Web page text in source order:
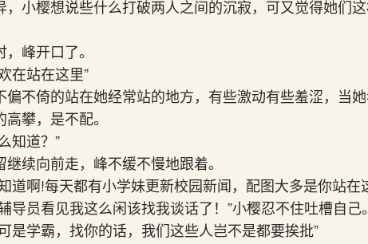
，小樱想说些什么打破两人之间的沉寂，可又觉得她们
峰开口了。
在站在这里”
偏不倚的站在她经常站的地方，有些激动有些羞涩，当
攀，是不配。
知道？”
续向前走，峰不缓不慢地跟着。
道啊!每天都有小学妹更新校园新闻，配图大多是你站在
导员看见我这么闲该找我谈话了！”小樱忍不住吐槽自己。
是学霸，找你的话，我们这些人岂不是都要挨批”